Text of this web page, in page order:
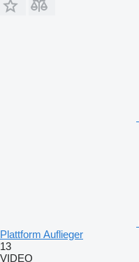
Plattform Auflieger
13
VIDEO